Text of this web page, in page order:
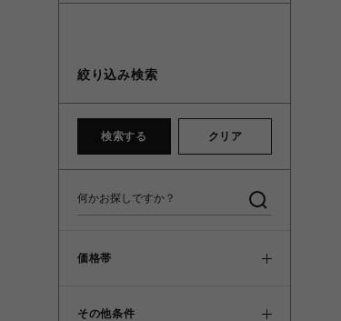
絞り込み検索
検索する クリア
価格帯
その他条件